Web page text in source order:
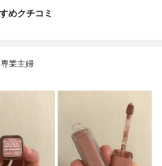
めクチコミ
業主婦